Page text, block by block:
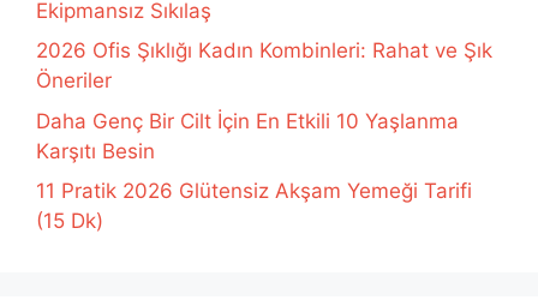
Ekipmansız Sıkılaş
2026 Ofis Şıklığı Kadın Kombinleri: Rahat ve Şık
Öneriler
Daha Genç Bir Cilt İçin En Etkili 10 Yaşlanma
Karşıtı Besin
11 Pratik 2026 Glütensiz Akşam Yemeği Tarifi
(15 Dk)